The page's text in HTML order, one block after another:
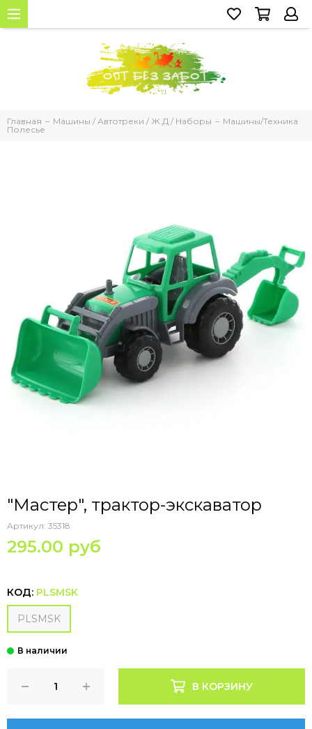
Главная Машины / Автотреки / Ж.Д / Наборы
Машины/Техника
Полесье
"Мастер", трактор-экскаватор
Артикул: 35318
295.00 руб
КОД: PLSMSK
PLSMSK
В КОРЗИНУ